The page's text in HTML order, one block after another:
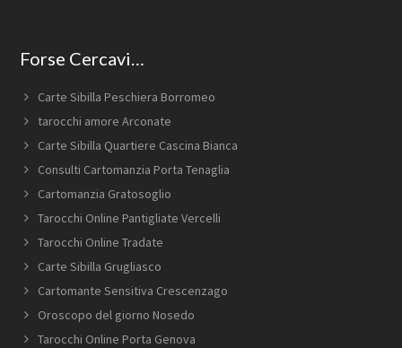
Forse Cercavi…
Carte Sibilla Peschiera Borromeo
tarocchi amore Arconate
Carte Sibilla Quartiere Cascina Bianca
Consulti Cartomanzia Porta Tenaglia
Cartomanzia Gratosoglio
Tarocchi Online Pantigliate Vercelli
Tarocchi Online Tradate
Carte Sibilla Grugliasco
Cartomante Sensitiva Crescenzago
Oroscopo del giorno Nosedo
Tarocchi Online Porta Genova